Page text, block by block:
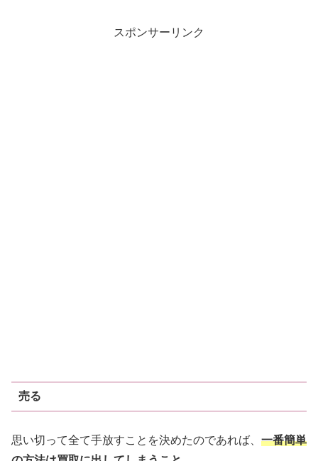
スポンサーリンク
売る
思い切って全て手放すことを決めたのであれば、 一番簡単